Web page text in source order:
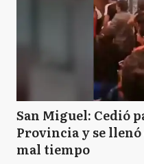
San Miguel: Cedió
Provincia y se llenó
mal tiempo